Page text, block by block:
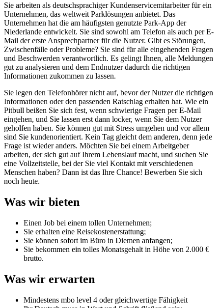
Sie arbeiten als deutschsprachiger Kundenservicemitarbeiter für ein
Unternehmen, das weltweit Parklösungen anbietet. Das
Unternehmen hat die am häufigsten genutzte Park-App der
Niederlande entwickelt. Sie sind sowohl am Telefon als auch per E-
Mail der erste Ansprechpartner für die Nutzer. Gibt es Störungen,
Zwischenfälle oder Probleme? Sie sind für alle eingehenden Fragen
und Beschwerden verantwortlich. Es gelingt Ihnen, alle Meldungen
gut zu analysieren und dem Endnutzer dadurch die richtigen
Informationen zukommen zu lassen.
Sie legen den Telefonhörer nicht auf, bevor der Nutzer die richtigen
Informationen oder den passenden Ratschlag erhalten hat. Wie ein
Pitbull beißen Sie sich fest, wenn schwierige Fragen per E-Mail
eingehen, und Sie lassen erst dann locker, wenn Sie dem Nutzer
geholfen haben. Sie können gut mit Stress umgehen und vor allem
sind Sie kundenorientiert. Kein Tag gleicht dem anderen, denn jede
Frage ist wieder anders. Möchten Sie bei einem Arbeitgeber
arbeiten, der sich gut auf Ihrem Lebenslauf macht, und suchen Sie
eine Vollzeitstelle, bei der Sie viel Kontakt mit verschiedenen
Menschen haben? Dann ist das Ihre Chance! Bewerben Sie sich
noch heute.
Was wir bieten
Einen Job bei einem tollen Unternehmen;
Sie erhalten eine Reisekostenerstattung;
Sie können sofort im Büro in Diemen anfangen;
Sie bekommen ein tolles Monatsgehalt in Höhe von 2.000 €
brutto.
Was wir erwarten
Mindestens mbo level 4 oder gleichwertige Fähigkeit